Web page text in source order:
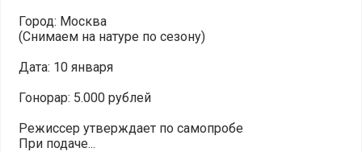
Город: Москва
(Снимаем на натуре по сезону)
Дата: 10 января
Гонорар: 5.000 рублей
Режиссер утверждает по самопробе
При подаче...